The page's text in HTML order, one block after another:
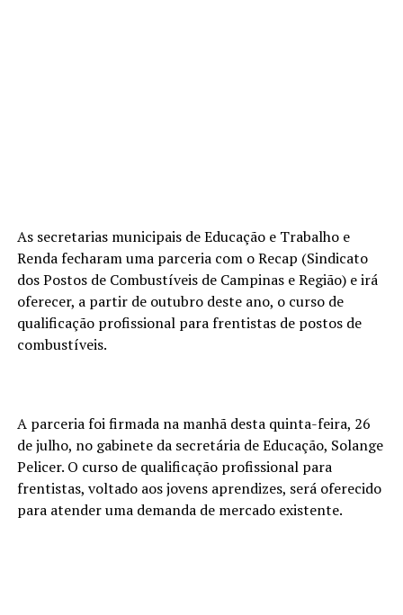
As secretarias municipais de Educação e Trabalho e
Renda fecharam uma parceria com o Recap (Sindicato
dos Postos de Combustíveis de Campinas e Região) e irá
oferecer, a partir de outubro deste ano, o curso de
qualificação profissional para frentistas de postos de
combustíveis.
A parceria foi firmada na manhã desta quinta-feira, 26
de julho, no gabinete da secretária de Educação, Solange
Pelicer. O curso de qualificação profissional para
frentistas, voltado aos jovens aprendizes, será oferecido
para atender uma demanda de mercado existente.